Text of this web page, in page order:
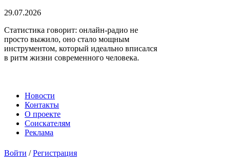
29.07.2026
Статистика говорит: онлайн-радио не
просто выжило, оно стало мощным
инструментом, который идеально вписался
в ритм жизни современного человека.
Новости
Контакты
О проекте
Соискателям
Реклама
Войти /Регистрация